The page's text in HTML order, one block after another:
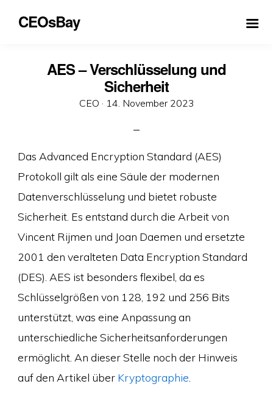
CEOsBay
AES – Verschlüsselung und
Sicherheit
CEO · Veröffentlicht
14. November 2023
Das Advanced Encryption Standard (AES)
Protokoll gilt als eine Säule der modernen
Datenverschlüsselung und bietet robuste
Sicherheit. Es entstand durch die Arbeit von
Vincent Rijmen und Joan Daemen und ersetzte
2001 den veralteten Data Encryption Standard
(DES). AES ist besonders flexibel, da es
Schlüsselgrößen von 128, 192 und 256 Bits
unterstützt, was eine Anpassung an
unterschiedliche Sicherheitsanforderungen
ermöglicht. An dieser Stelle noch der Hinweis
auf den Artikel über Kryptographie